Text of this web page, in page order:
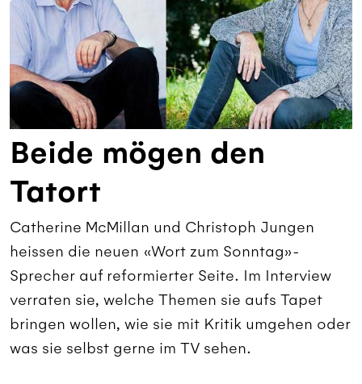
Beide mögen den
Tatort
Catherine McMillan und Christoph Jungen
heissen die neuen «Wort zum Sonntag»-
Sprecher auf reformierter Seite. Im Interview
verraten sie, welche Themen sie aufs Tapet
bringen wollen, wie sie mit Kritik umgehen oder
was sie selbst gerne im TV sehen.